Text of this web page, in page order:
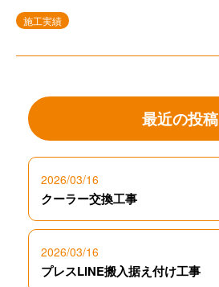
施工実績
最近の投稿
2026/03/16
クーラー交換工事
2026/03/16
プレスLINE搬入据え付け工事